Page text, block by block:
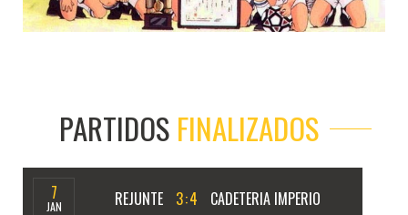
PARTIDOS FINALIZADOS
7
JAN REJUNTE 3:4 CADETERIA IMPERIO